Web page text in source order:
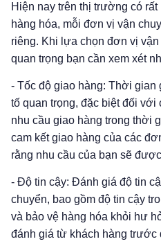
Hiện nay trên thị trường có
hàng hóa, mỗi đơn vị vận
riêng. Khi lựa chọn đơn vị
quan trọng bạn cần xem xét
- Tốc độ giao hàng: Thời gian
tố quan trọng, đặc biệt đối
nhu cầu giao hàng trong thời
cam kết giao hàng của các
rằng nhu cầu của bạn sẽ
- Độ tin cậy: Đánh giá độ tin
chuyển, bao gồm độ tin cậy
và bảo vệ hàng hóa khỏi hư
đánh giá từ khách hàng trước